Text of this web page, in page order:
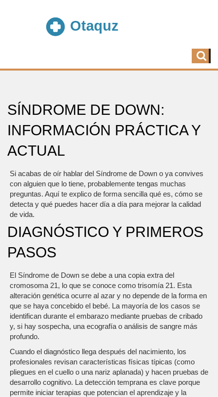
SÍNDROME DE DOWN:
INFORMACIÓN PRÁCTICA Y
ACTUAL
Si acabas de oír hablar del Síndrome de Down o ya convives
con alguien que lo tiene, probablemente tengas muchas
preguntas. Aquí te explico de forma sencilla qué es, cómo se
detecta y qué puedes hacer día a día para mejorar la calidad
de vida.
DIAGNÓSTICO Y PRIMEROS
PASOS
El Síndrome de Down se debe a una copia extra del
cromosoma 21, lo que se conoce como trisomía 21. Esta
alteración genética ocurre al azar y no depende de la forma en
que se haya concebido el bebé. La mayoría de los casos se
identifican durante el embarazo mediante pruebas de cribado
y, si hay sospecha, una ecografía o análisis de sangre más
profundo.
Cuando el diagnóstico llega después del nacimiento, los
profesionales revisan características físicas típicas (como
pliegues en el cuello o una nariz aplanada) y hacen pruebas de
desarrollo cognitivo. La detección temprana es clave porque
permite iniciar terapias que potencian el aprendizaje y la